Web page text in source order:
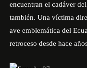
encuentran el cadáver
también. Una víctima
ave emblemática del
retroceso desde hace